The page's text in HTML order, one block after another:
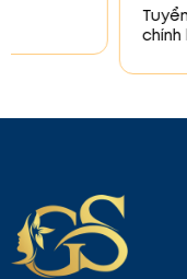
Tuyển đại lý
chính hãng toàn